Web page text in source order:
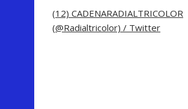
(12) CADENARADIALTRICOLOR
(@Radialtricolor) / Twitter